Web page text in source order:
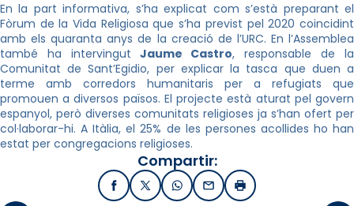
En la part informativa, s’ha explicat com s’està preparant el
Fòrum de la Vida Religiosa que s’ha previst pel 2020 coincidint
amb els quaranta anys de la creació de l’URC. En l’Assemblea
també ha intervingut Jaume Castro, responsable de la
Comunitat de Sant’Egidio, per explicar la tasca que duen a
terme amb corredors humanitaris per a refugiats que
promouen a diversos països. El projecte està aturat pel govern
espanyol, però diverses comunitats religioses ja s’han ofert per
col·laborar-hi. A Itàlia, el 25% de les persones acollides ho han
estat per congregacions religioses.
Compartir:
FacebookX / TwitterWhatsApp
EmailImprimir